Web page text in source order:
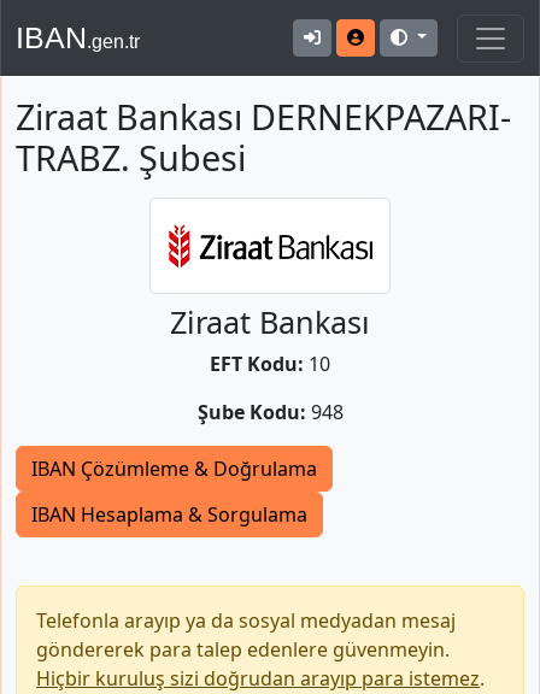
IBAN.gen.tr
Ziraat Bankası DERNEKPAZARI-
TRABZ. Şubesi
Ziraat Bankası
EFT Kodu: 10
Şube Kodu: 948
IBAN Çözümleme & Doğrulama
IBAN Hesaplama & Sorgulama
Telefonla arayıp ya da sosyal medyadan mesaj
göndererek para talep edenlere güvenmeyin.
Hiçbir kuruluş sizi doğrudan arayıp para istemez.